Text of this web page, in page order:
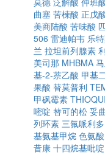
曲塞 苦楝酸 正戊
美商陆酸 苦味酸
506 雷迪帕韦 乐
兰 拉坦前列腺素
美司那 MHBMA
基-2-萘乙酸 甲基
果酸 替莫普利
甲砜霉素
嘧啶 替可的松 妥
列环素 三氟哌利多
基氨基甲烷 色氨酸
昔康 十四烷基吡啶